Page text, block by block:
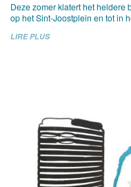
Deze zomer klatert het heldere
op het Sint-Joostplein en tot in
LIRE PLUS